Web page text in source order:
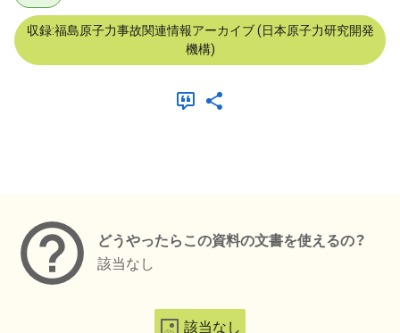
収録:福島原子力事故関連情報アーカイブ (日本原子力研究開発
機構)
どうやったらこの資料の文書を使えるの？
該当なし
該当なし